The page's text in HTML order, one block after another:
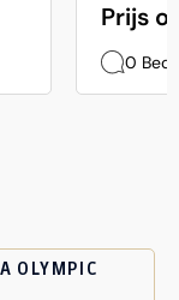
Prijs
0
OLYMPIC